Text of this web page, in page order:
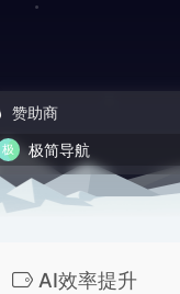
赞助商
极简导航
AI效率提升